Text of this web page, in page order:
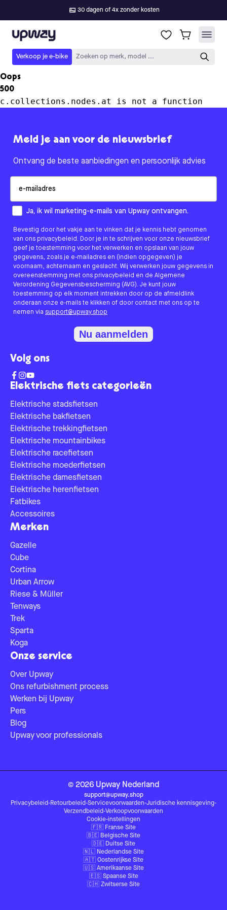
30 dagen of 4x zonder kosten
Upway
Verkoop je e-bike Zoeken op merk, model ...
Oops
500
c.collections.nodes.at is not a function
Elektrische fiets categorieën
Elektrische stadsfietsen
Elektrische bakfietsen
Elektrische trekkingfietsen
Elektrische mountainbikes
Elektrische racefietsen
Elektrische moederfietsen
Elektrische damesfietsen
Elektrische herenfietsen
Fatbikes
Accessoires
Merken
Gazelle
Cube
Cortina
Urban Arrow
Riese & Müller
Tenways
Trek
Sparta
Koga
Onze service
Over Upway
Ons refurbishment process
Werken bij Upway
Pers
Blog
Upway voor professionals
Meld je aan voor de nieuwsbrief
Ontvang de beste aanbiedingen en persoonlijk advies
How would you like to hear from us?
Ja, ik wil marketing-e-mails van Upway ontvangen.
Bevestig door het vakje aan te vinken dat je kennis hebt genomen
van ons privacybeleid. Door je in te schrijven voor onze nieuwsbrief
geef je toestemming voor het verwerken en opslaan van jouw
gegevens, zoals je e-mailadres en (indien opgegeven) je
voornaam, achternaam en geslacht. Wij verwerken jouw gegevens in
overeenstemming met ons privacybeleid en de Algemene
Verordening Gegevensbescherming (AVG). Je kunt jouw
toestemming op elk moment intrekken door op de afmeldlink
onderaan onze e-mails te klikken of door contact met ons op te
nemen via support@upway.shop
Nu aanmelden
Volg ons
© 2026 Upway Nederland
support@upway.shop
Privacybeleid-Retourbeleid-Servicevoorwaarden-Juridische kennisgeving-
Verzendbeleid-Verkoopvoorwaarden
Cookie-instellingen
🇫🇷 Franse Site
🇧🇪 Belgische Site
🇩🇪 Duitse Site
🇳🇱 Nederlandse Site
🇦🇹 Oostenrijkse Site
🇺🇸 Amerikaanse Site
🇪🇸 Spaanse Site
🇨🇭 Zwitserse Site